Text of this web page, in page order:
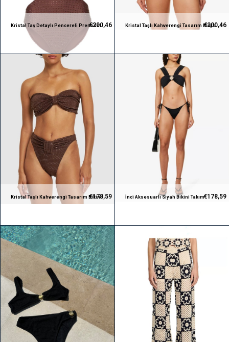
Kristal Taş Detaylı Pencereli Premium
Mayokini
€200,46 Kristal Taşlı Kahverengi Tasarım Mayo€200,46
Kristal Taşlı Kahverengi Tasarım Bikini
€178,59 İnci Aksesuarlı Siyah Bikini Takım€178,59